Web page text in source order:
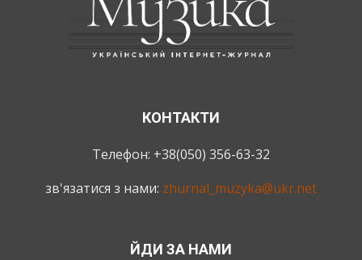
КОНТАКТИ
Телефон: +38(050) 356-63-32
зв'язатися з нами: zhurnal_muzyka@ukr.net
ЙДИ ЗА НАМИ